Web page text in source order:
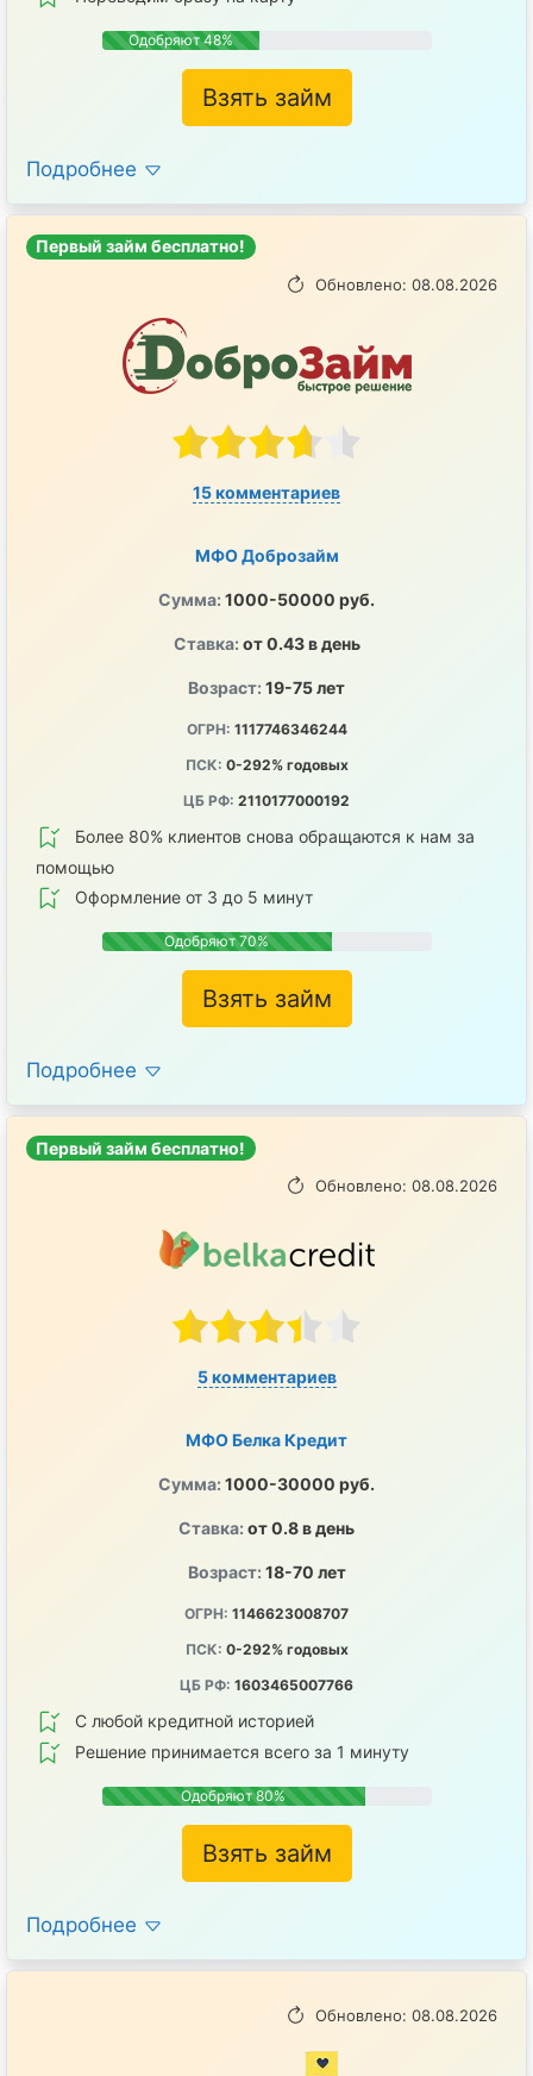
Одобряют 48%
Взять займ
Подробнее
Первый займ бесплатно!
Обновлено: 08.08.2026
15 комментариев
МФО Доброзайм
Сумма: 1000-50000 руб.
Ставка: от 0.43 в день
Возраст: 19-75 лет
ОГРН: 1117746346244
ПСК: 0-292% годовых
ЦБ РФ: 2110177000192
Более 80% клиентов снова обращаются к нам за
помощью
Оформление от 3 до 5 минут
Одобряют 70%
Взять займ
Подробнее
Первый займ бесплатно!
Обновлено: 08.08.2026
5 комментариев
МФО Белка Кредит
Сумма: 1000-30000 руб.
Ставка: от 0.8 в день
Возраст: 18-70 лет
ОГРН: 1146623008707
ПСК: 0-292% годовых
ЦБ РФ: 1603465007766
С любой кредитной историей
Решение принимается всего за 1 минуту
Одобряют 80%
Взять займ
Подробнее
Обновлено: 08.08.2026